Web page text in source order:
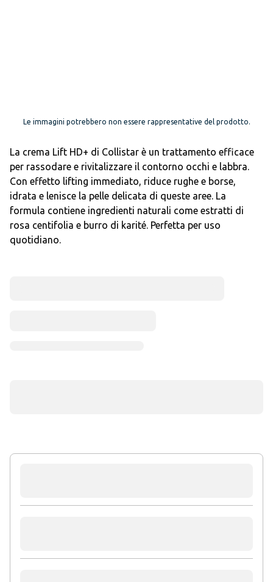
Le immagini potrebbero non essere rappresentative del prodotto.
La crema Lift HD+ di Collistar è un trattamento efficace
per rassodare e rivitalizzare il contorno occhi e labbra.
Con effetto lifting immediato, riduce rughe e borse,
idrata e lenisce la pelle delicata di queste aree. La
formula contiene ingredienti naturali come estratti di
rosa centifolia e burro di karité. Perfetta per uso
quotidiano.